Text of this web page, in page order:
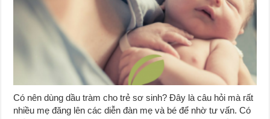
Có nên dùng dầu tràm cho trẻ sơ sinh? Đây là câu hỏi mà rất
nhiều mẹ đăng lên các diễn đàn mẹ và bé để nhờ tư vấn. Có